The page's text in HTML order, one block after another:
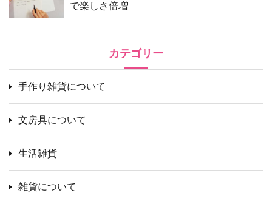
で楽しさ倍増
カテゴリー
手作り雑貨について
文房具について
生活雑貨
雑貨について